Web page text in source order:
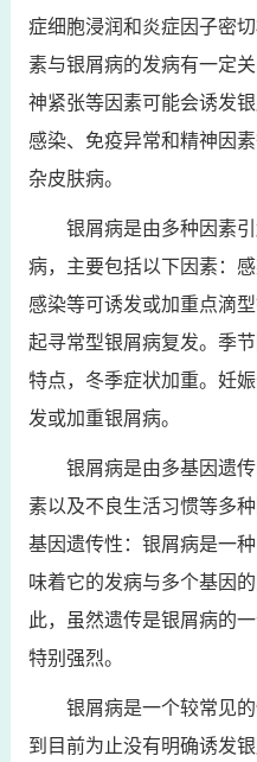
症细胞浸润和炎症因子密
素与银屑病的发病有一定
神紧张等因素可能会诱发
感染、免疫异常和精神因
杂皮肤病。
银屑病是由多种因素
病，主要包括以下因素：
感染等可诱发或加重点滴
起寻常型银屑病复发。季
特点，冬季症状加重。妊
发或加重银屑病。
银屑病是由多基因遗
素以及不良生活习惯等多
基因遗传性：银屑病是一
味着它的发病与多个基因
此，虽然遗传是银屑病的
特别强烈。
银屑病是一个较常见
到目前为止没有明确诱发